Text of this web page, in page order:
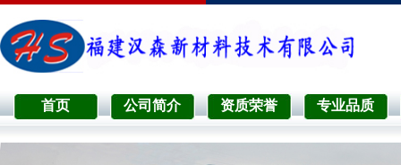
首页 公司简介 资质荣誉 专业品质